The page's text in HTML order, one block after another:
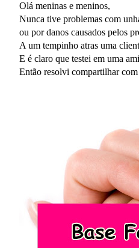
Olá meninas e meninos,
Nunca tive problemas com
ou por danos causados pelos
A um tempinho atras uma
E é claro que testei em uma
Então resolvi compartilhar